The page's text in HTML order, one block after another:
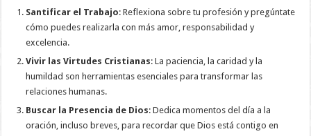
Santificar el Trabajo: Reflexiona sobre tu profesión y pregúntate
cómo puedes realizarla con más amor, responsabilidad y
excelencia.
Vivir las Virtudes Cristianas: La paciencia, la caridad y la
humildad son herramientas esenciales para transformar las
relaciones humanas.
Buscar la Presencia de Dios: Dedica momentos del día a la
oración, incluso breves, para recordar que Dios está contigo en